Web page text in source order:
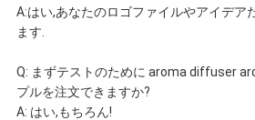
A:はい,あなたのロゴファイルやアイデア
ます.
Q: まずテストのために aroma diffuser
プルを注文できますか?
A: はい,もちろん!